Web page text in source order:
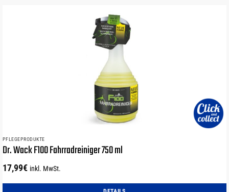
PFLEGEPRODUKTE
Dr. Wack F100 Fahrradreiniger 750 ml
17,99€ inkl. MwSt.